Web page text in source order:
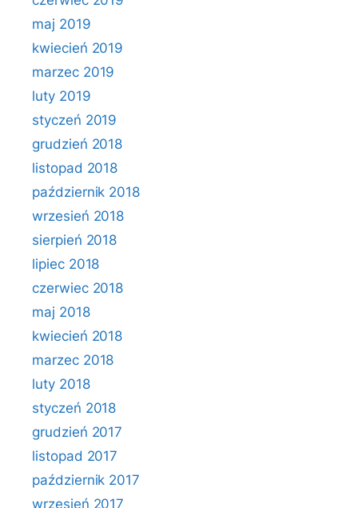
maj 2019
kwiecień 2019
marzec 2019
luty 2019
styczeń 2019
grudzień 2018
listopad 2018
październik 2018
wrzesień 2018
sierpień 2018
lipiec 2018
czerwiec 2018
maj 2018
kwiecień 2018
marzec 2018
luty 2018
styczeń 2018
grudzień 2017
listopad 2017
październik 2017
wrzesień 2017